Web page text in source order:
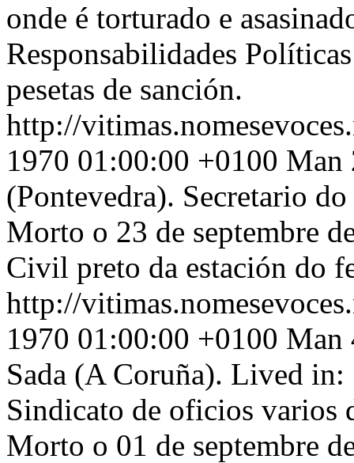
onde é torturado e
Responsabilidades
pesetas de sanción.
http://
1970 01:00:00 +0100 Man
(Pontevedra). Secretario
Morto o 23 de septembre
Civil preto da estación do
http://
1970 01:00:00 +0100 Man
Sada (A Coruña). Lived
Sindicato de oficios varios
Morto o 01 de septembre